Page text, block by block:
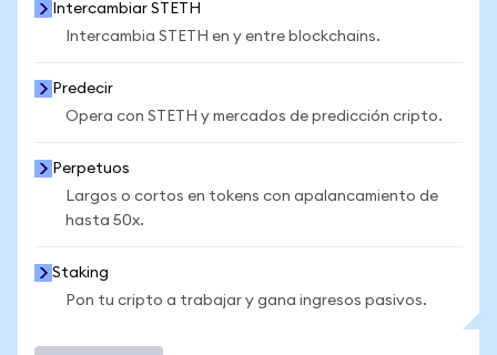
Intercambiar STETH
Intercambia STETH en y entre blockchains.
Predecir
Opera con STETH y mercados de predicción cripto.
Perpetuos
Largos o cortos en tokens con apalancamiento de
hasta 50x.
Staking
Pon tu cripto a trabajar y gana ingresos pasivos.